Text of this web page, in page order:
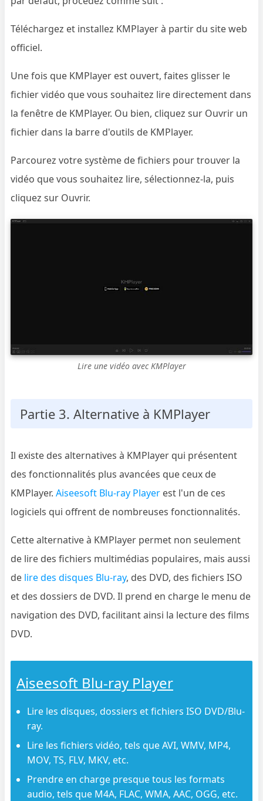
Téléchargez et installez KMPlayer à partir du site web
officiel.
Une fois que KMPlayer est ouvert, faites glisser le
fichier vidéo que vous souhaitez lire directement dans
la fenêtre de KMPlayer. Ou bien, cliquez sur Ouvrir un
fichier dans la barre d'outils de KMPlayer.
Parcourez votre système de fichiers pour trouver la
vidéo que vous souhaitez lire, sélectionnez-la, puis
cliquez sur Ouvrir.
Lire une vidéo avec KMPlayer
Partie 3. Alternative à KMPlayer
Il existe des alternatives à KMPlayer qui présentent
des fonctionnalités plus avancées que ceux de
KMPlayer.Aiseesoft Blu-ray Player est l'un de ces
logiciels qui offrent de nombreuses fonctionnalités.
Cette alternative à KMPlayer permet non seulement
de lire des fichiers multimédias populaires, mais aussi
de lire des disques Blu-ray, des DVD, des fichiers ISO
et des dossiers de DVD. Il prend en charge le menu de
navigation des DVD, facilitant ainsi la lecture des films
DVD.
Aiseesoft Blu-ray Player
Lire les disques, dossiers et fichiers ISO DVD/Blu-
ray.
Lire les fichiers vidéo, tels que AVI, WMV, MP4,
MOV, TS, FLV, MKV, etc.
Prendre en charge presque tous les formats
audio, tels que M4A, FLAC, WMA, AAC, OGG, etc.